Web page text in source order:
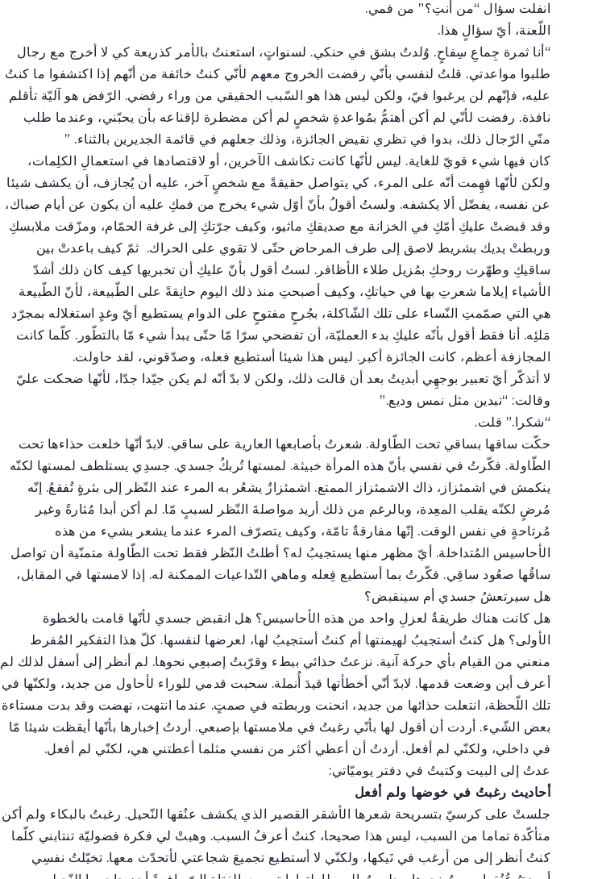
انفلت سؤال “من أنتِ؟” من فمي.
اللّعنة، أيّ سؤالٍ هذا.
“أنا ثمرة جِماعِ سِفاحٍ. وُلدتُ بشق في حنكي. لسنواتٍ، استعنتُ بالأمر كذريعة كي لا أخرج مع رجال
طلبوا مواعدتي. قلتُ لنفسي بأنّي رفضت الخروج معهم لأنّي كنتُ خائفة من أنّهم إذا اكتشفوا ما كنتُ
عليه، فإنّهم لن يرغبوا فيّ، ولكن ليس هذا هو السّبب الحقيقي من وراء رفضي. الرّفض هو آليّة تأقلم
نافذة. رفضت لأنّي لم أكن أهتمُّ بمُواعدةِ شخصٍ لم أكن مضطرة لإقناعه بأن يحبّني، وعندما طلب
منّي الرّجال ذلك، بدوا في نظري نقيض الجائزة، وذلك جعلهم في قائمة الجديرين بالثناء. ”
كان فيها شيء قويّ للغاية. ليس لأنّها كانت تكاشف الآخرين، أو لاقتصادها في استعمالِ الكلِمات،
ولكن لأنّها فهِمت أنّه على المرء، كي يتواصل حقيقةً مع شخصٍ آخر، عليه أن يُجازف، أن يكشف شيئا
عن نفسه، يفضّل ألا يكشفه. ولستُ أقولُ بأنّ أوّل شيء يخرج من فمكِ عليه أن يكون عن أيام صباك،
وقد قبضتْ عليكِ أمّكِ في الخزانة مع صديقكِ ماثيو، وكيف جرّتكِ إلى غرفة الحمّام، ومزّقت ملابسكِ
وربطتْ يديك بشريط لاصق إلى طرف المرحاض حتّى لا تقوي على الحراك. ثمّ كيف باعدتْ بين
ساقيكِ وطهّرت روحكِ بمُزيل طلاء الأظافر. لستُ أقول بأنّ عليكِ أن تخبريها كيف كان ذلك أشدّ
الأشياء إيلاما شعرتِ بها في حياتكِ، وكيف أصبحتِ منذ ذلك اليوم حانِقةً على الطّبيعة، لأنّ الطّبيعة
هي التي صمّمتِ النّساء على تلك الشّاكلة، بجُرحٍ مفتوحٍ على الدوام يستطيع أيّ وغدٍ استغلاله بمجرّد
مَلئِه. أنا فقط أقول بأنّه عليكِ بدء العمليّة، أن تفضحي سرّا مّا حتّى يبدأ شيء مّا بالتطّور. كلّما كانت
المجازفة أعظم، كانت الجائزة أكبر. ليس هذا شيئا أستطيع فعله، وصدّقوني، لقد حاولت.
لا أتذكّر أيّ تعبير بوجهِي أبديتُ بعد أن قالت ذلك، ولكن لا بدّ أنّه لم يكن جيّدا جدّا، لأنّها ضحكت عليّ
وقالت: “تبدين مثل نمس وديع.”
“شكرا.” قلت.
حكّت ساقها بساقي تحت الطّاولة. شعرتُ بأصابعها العارية على ساقي. لابدّ أنّها خلعت حذاءها تحت
الطّاولة. فكّرتُ في نفسي بأنّ هذه المرأة خبيثة. لمستها تُربكُ جسدي. جسدِي يستلطف لمستها لكنّه
ينكمش في اشمئزاز، ذاك الاشمئزاز الممتع. اشمئزازٌ يشعُر به المرء عند النّظر إلى بثرةٍ تُفقعُ. إنّه
مُرضٍ لكنّه يقلب المعِدة، وبالرغم من ذلك أريد مواصلةَ النّظر لسببٍ مّا. لم أكن أبدا مُثارةً وغير
مُرتاحةٍ في نفس الوقت. إنّها مفارقةٌ تامّة، وكيف يتصرّف المرء عندما يشعر بشيء من هذه
الأحاسيس المُتداخلة. أيّ مظهر منها يستجيبُ له؟ أطلتُ النّظر فقط تحت الطّاولة متمنّية أن تواصل
ساقُها صعُود ساقِي. فكّرتُ بما أستطيع فِعله وماهي التّداعيات الممكنة له. إذا لامستها في المقابل،
هل سيرتعشُ جسدي أم سينقبض؟
هل كانت هناك طريقةٌ لعزلِ واحد من هذه الأحاسيس؟ هل انقبض جسدي لأنّها قامت بالخطوة
الأولى؟ هل كنتُ أستجيبُ لهيمنتها أم كنتُ أستجيبُ لها، لعرضها لنفسها. كلّ هذا التفكير المُفرط
منعني من القيام بأي حركة آنية. نزعتُ حذائي ببطء وقرّبتُ إصبعِي نحوها. لم أنظر إلى أسفل لذلك لم
أعرف أين وضعت قدمها. لابدّ أنّي أخطأتها قيدَ أُنملة. سحبت قدمي للوراء لأحاول من جديد، ولكنّها في
تلك اللّحظة، انتعلت حذائها من جديد، انحنت وربطته في صمتٍ. عندما انتهت، نهضت وقد بدت مستاءة
بعض الشّيء. أردت أن أقول لها بأنّي رغبتُ في ملامستها بإصبعي. أردتُ إخبارها بأنّها أيقظت شيئا مّا
في داخلي، ولكنّي لم أفعل. أردتُ أن أعطي أكثر من نفسي مثلما أعطتني هي، لكنّي لم أفعل.
عدتُ إلى البيت وكتبتُ في دفتر يوميّاتي:
أحاديث رغبتُ في خوضها ولم أفعل
جلستْ على كرسيّ بتسريحة شعرها الأشقر القصير الذي يكشف عنُقها النّحيل. رغبتُ بالبكاء ولم أكن
متأكّدة تماما من السبب، ليس هذا صحيحا، كنتُ أعرفُ السبب. وهبتْ لي فكرة فضوليّة تنتابني كلّما
كنتُ أنظر إلى من أرغب في نَيكها، ولكنّي لا أستطيع تجميعَ شجاعتي لأتحدّث معها. تخيّلتُ نفسِي